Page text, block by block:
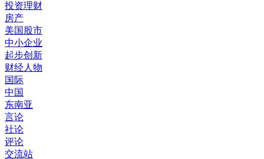
投资理财
房产
美国股市
中小企业
起步创新
财经人物
国际
中国
东南亚
言论
社论
评论
交流站